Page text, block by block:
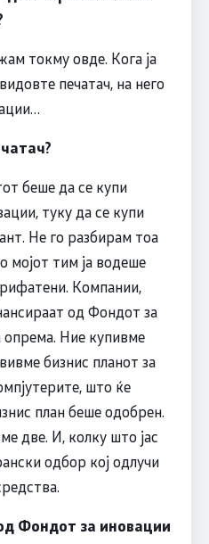
токму овде. Кога ја
печатач, на него
беше да се купи
туку да се купи
Не го разбирам тоа
мојот тим ја водеше
Компании,
од Фондот за
опрема. Ние купивме
бизнис планот за
што ќе
план беше одобрен.
две. И, колку што јас
одбор кој одлучи
Фондот за иновации